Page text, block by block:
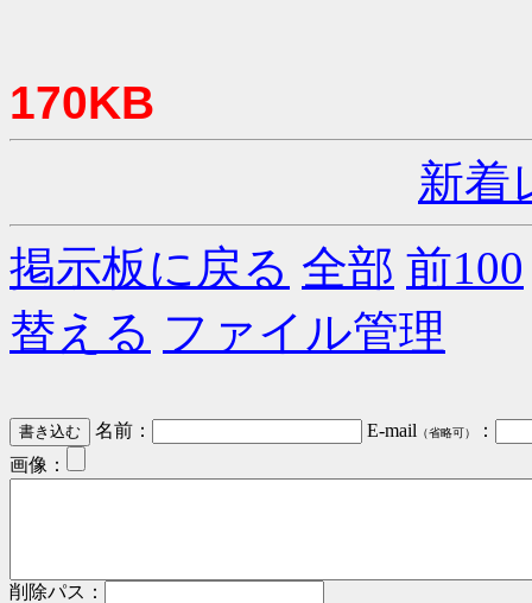
170KB
新着
掲示板に戻る 全部 前100
替える ファイル管理
名前： E-mail （省略可）
：
画像：
削除パス：